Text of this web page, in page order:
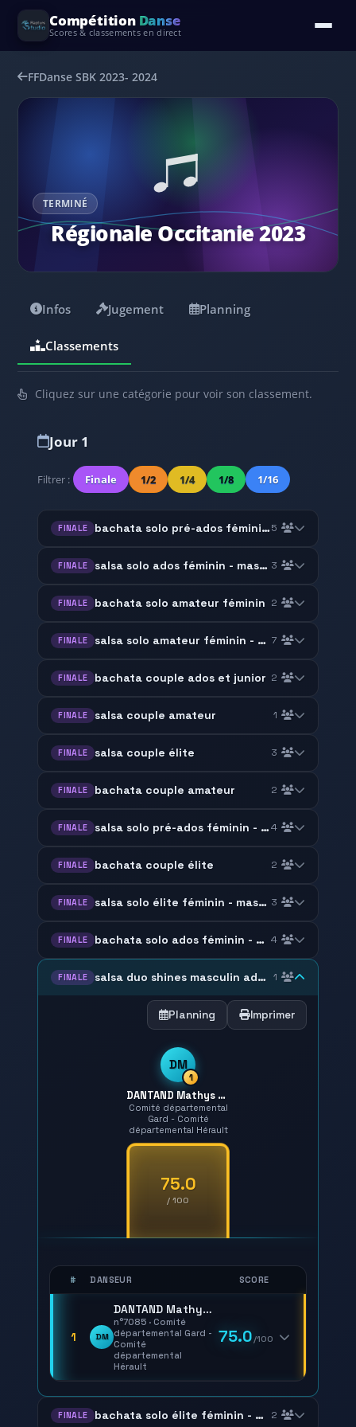
Compétition Danse
Scores & classements en direct
FFDanse SBK 2023- 2024
TERMINÉ
Régionale Occitanie 2023
Infos Jugement Planning
Classements
Cliquez sur une catégorie pour voir son classement.
Jour 1
Filtrer : Finale 1/2 1/4 1/8 1/16
FINALE bachata solo pré-ados féminin - masculin5
FINALE salsa solo ados féminin - masculin 3
FINALE bachata solo amateur féminin 2
FINALE salsa solo amateur féminin - masculin 7
FINALE bachata couple ados et junior 2
FINALE salsa couple amateur 1
FINALE salsa couple élite 3
FINALE bachata couple amateur 2
FINALE salsa solo pré-ados féminin - masculin4
FINALE bachata couple élite 2
FINALE salsa solo élite féminin - masculin 3
FINALE bachata solo ados féminin - masculin 4
FINALE salsa duo shines masculin ados adulte 1
Planning Imprimer
DM
1
DANTAND Mathys - NZOGHE MVEANG PRINCE FITZGERALD GABRIEL
Comité départemental
Gard - Comité
départemental Hérault
75.0
/ 100
# DANSEUR SCORE
1 DM
DANTAND Mathys - NZOGHE MVEANG PRINCE FITZGERALD GABRIEL
n°7085 · Comité
départemental Gard -
Comité
départemental
Hérault
75.0/100
FINALE bachata solo élite féminin - masculin 2